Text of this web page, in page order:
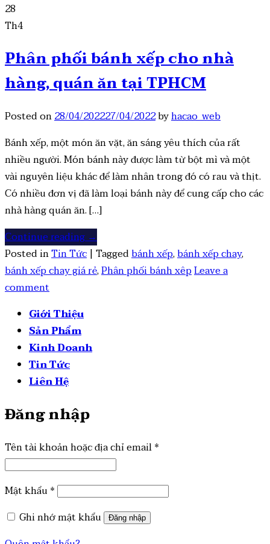
28
Th4
Phân phối bánh xếp cho nhà
hàng, quán ăn tại TPHCM
Posted on28/04/202227/04/2022byhacao_web
Bánh xếp, một món ăn vặt, ăn sáng yêu thích của rất
nhiều người. Món bánh này được làm từ bột mì và một
vài nguyên liệu khác để làm nhân trong đó có rau và thịt.
Có nhiều đơn vị đã làm loại bánh này để cung cấp cho các
nhà hàng quán ăn. […]
Continue reading→
Posted inTin Tức | Taggedbánh xếp,bánh xếp chay,
bánh xếp chay giá rẻ,Phân phối bánh xêpLeave a
comment
Giới Thiệu
Sản Phẩm
Kinh Doanh
Tin Tức
Liên Hệ
Đăng nhập
Tên tài khoản hoặc địa chỉ email*
Mật khẩu *
Ghi nhớ mật khẩu
Đăng nhập